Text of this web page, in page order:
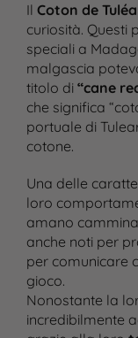
Il Coton de
curiosità. Questi
speciali a
malgascia
titolo di “cane
che significa
portuale di
cotone.
Una delle
loro
amano
anche noti per
per comunicare
gioco.
Nonostante la
incredibilmente